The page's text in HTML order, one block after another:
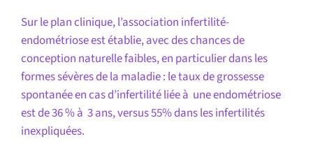
Sur le plan clinique, l’association infertilité-
endométriose est établie, avec des chances de
conception naturelle faibles, en particulier dans les
formes sévères de la maladie : le taux de grossesse
spontanée en cas d’infertilité liée à une endométriose
est de 36 % à 3 ans, versus 55% dans les infertilités
inexpliquées.